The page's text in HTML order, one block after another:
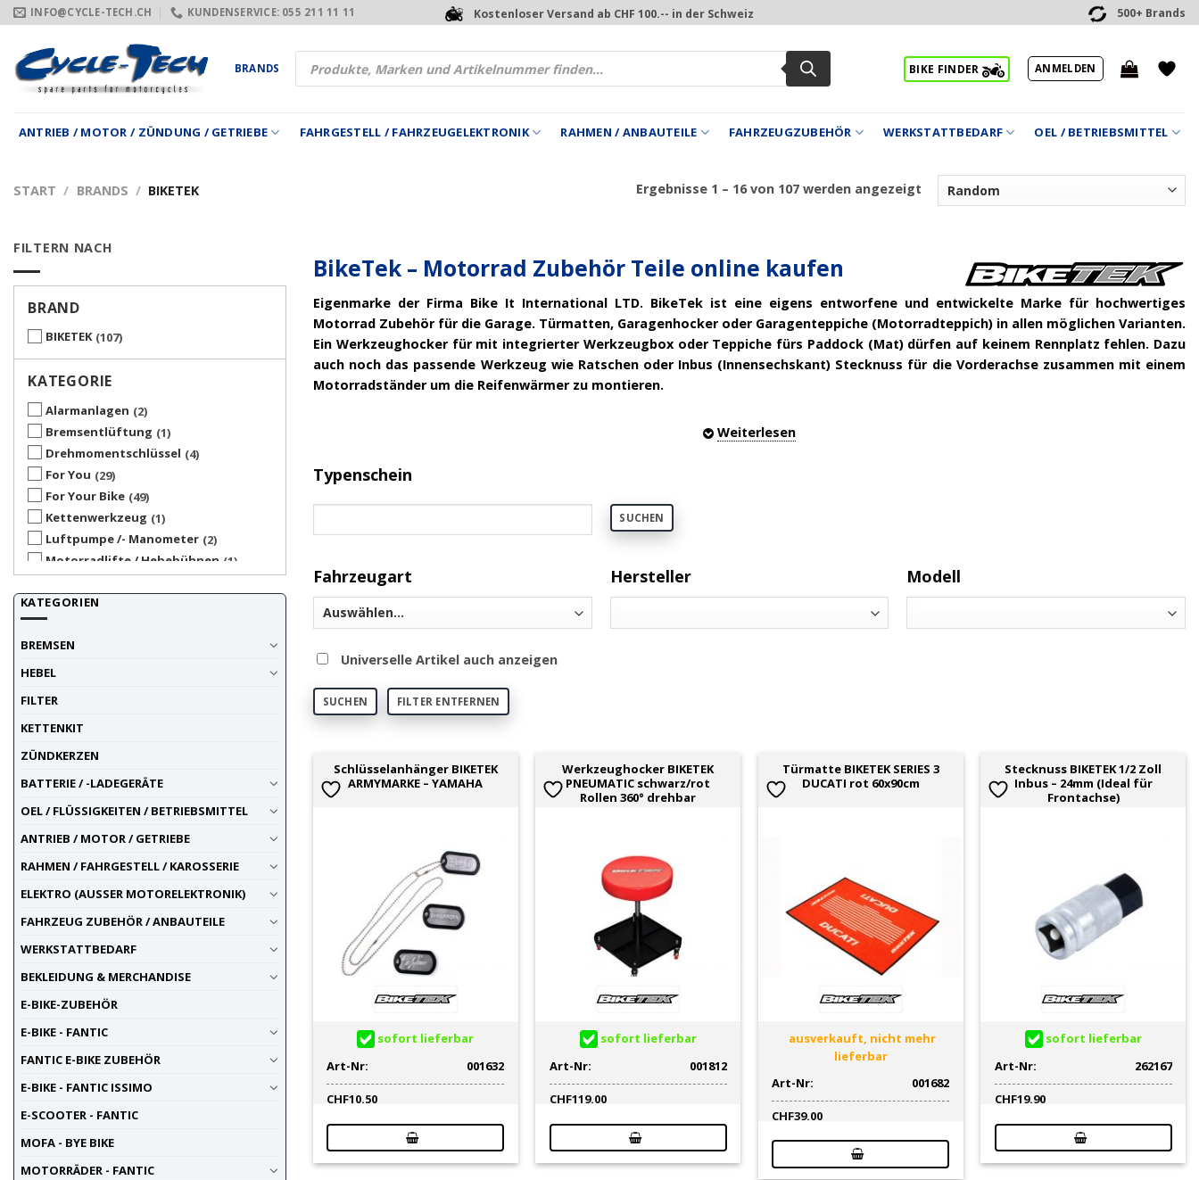
Zum
Inhalt
springen
INFO@CYCLE-TECH.CH KUNDENSERVICE: 055 211 11 11 Kostenloser Versand ab CHF 100.-- in der Schweiz 500+ Brands
BRANDS
Products
search
BIKE FINDER ANMELDEN
ANTRIEB / MOTOR / ZÜNDUNG / GETRIEBE FAHRGESTELL / FAHRZEUGELEKTRONIK RAHMEN / ANBAUTEILE FAHRZEUGZUBEHÖR WERKSTATTBEDARF OEL / BETRIEBSMITTEL
START / BRANDS / BIKETEK Ergebnisse 1 – 16 von 107 werden angezeigt
FILTERN NACH
BRAND
BIKETEK 107
KATEGORIE
Alarmanlagen
2
Bremsentlüftung 1
Drehmomentschlüssel
4
For You
29
For Your Bike 49
Kettenwerkzeug 1
Luftpumpe /- Manometer 2
Motorradlifte / Hebebühnen 1
Ratschen
Reifenwärmer
Roll-Hocker
Satteltasche
Smartphone-Cases
Soziustasche
Ständer für hinten
Ständer für vorne
Ständer-Zubehör / Adapter
1
Tankrucksack 3
Tasche
1
Werkstatteinrichtung 1
Werkzeuge für Unterwegs 1
Werkzeugrolle / Tasche
Laptimer
KATEGORIEN
BREMSEN
HEBEL
FILTER
KETTENKIT
ZÜNDKERZEN
BATTERIE / -LADEGERÄTE
OEL / FLÜSSIGKEITEN / BETRIEBSMITTEL
ANTRIEB / MOTOR / GETRIEBE
RAHMEN / FAHRGESTELL / KAROSSERIE
ELEKTRO (AUSSER MOTORELEKTRONIK)
FAHRZEUG ZUBEHÖR / ANBAUTEILE
WERKSTATTBEDARF
BEKLEIDUNG & MERCHANDISE
E-BIKE-ZUBEHÖR
E-BIKE - FANTIC
FANTIC E-BIKE ZUBEHÖR
E-BIKE - FANTIC ISSIMO
E-SCOOTER - FANTIC
MOFA - BYE BIKE
MOTORRÄDER - FANTIC
BikeTek – Motorrad Zubehör Teile online kaufen
Eigenmarke der Firma Bike It International LTD. BikeTek ist eine eigens entworfene und entwickelte Marke für hochwertiges
Motorrad Zubehör für die Garage. Türmatten, Garagenhocker oder Garagenteppiche (Motorradteppich) in allen möglichen Varianten.
Ein Werkzeughocker für mit integrierter Werkzeugbox oder Teppiche fürs Paddock (Mat) dürfen auf keinem Rennplatz fehlen. Dazu
auch noch das passende Werkzeug wie Ratschen oder Inbus (Innensechskant) Stecknuss für die Vorderachse zusammen mit einem
Motorradständer um die Reifenwärmer zu montieren.
Vakuum Pumpe (Flüssigkeit absaugen) oder elektrisches Motorrad Zubehör wie nachrüstbaren Alarmanlagen, Lap Timer
Accessoire für Unterwegs, Taschen (Bauchtasche), Schlüsselanhänger, Motorradgepäck (Soziustasche, Tankrucksack,
Weiterlesen
Typenschein
SUCHEN
Fahrzeugart Hersteller Modell
Universelle Artikel auch anzeigen
SUCHEN FILTER ENTFERNEN
Schlüsselanhänger BIKETEK
ARMYMARKE – YAMAHA
sofort lieferbar
Art-Nr:
001632
CHF10.50
Werkzeughocker BIKETEK
PNEUMATIC schwarz/rot
Rollen 360° drehbar
sofort lieferbar
Art-Nr:
001812
CHF119.00
Türmatte BIKETEK SERIES 3
DUCATI rot 60x90cm
ausverkauft, nicht mehr
lieferbar
Art-Nr:
001682
CHF39.00
Stecknuss BIKETEK 1/2 Zoll
Inbus – 24mm (Ideal für
Frontachse)
sofort lieferbar
Art-Nr:
262167
CHF19.90